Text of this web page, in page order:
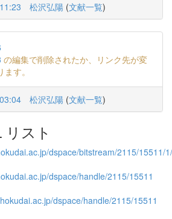
松沢弘陽 (文献一覧)
の編集で削除されたか、リンク先が変
す。
松沢弘陽 (文献一覧)
スト
dspace/bitstream/2115/15511/
dspace/handle/2115/15511
dspace/handle/2115/15511